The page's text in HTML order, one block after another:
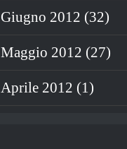
Giugno 2012 (32)
Maggio 2012 (27)
Aprile 2012 (1)